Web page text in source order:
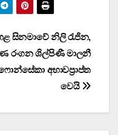
සිනමාවේ නිලි රැජින,
රංගන ශිල්පිණී මාලනී
අභාවප්‍රාප්ත
වෙයි